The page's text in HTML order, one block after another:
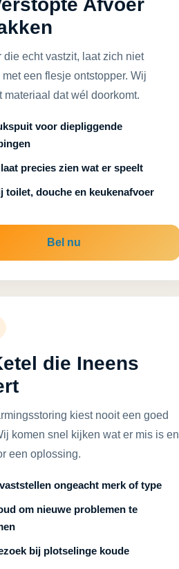
Afvoer
die echt vastzit, laat zich niet
een flesje ontstopper. Wij
materiaal dat wél doorkomt.
voor diepliggende
precies zien wat er speelt
toilet, douche en keukenafvoer
Bel nu
die Ineens
kiest nooit een goed
komen snel kijken wat er mis is en
een oplossing.
ongeacht merk of type
om nieuwe problemen te
bij plotselinge koude